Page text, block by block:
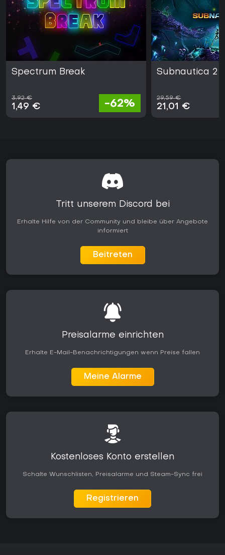
Spectrum Break
3,92 €
1,49 € -62%
Subnautica 2
29,59 €
21,01 €
Tritt unserem Discord bei
Erhalte Hilfe von der Community und bleibe über Angebote
informiert
Beitreten
Preisalarme einrichten
Erhalte E-Mail-Benachrichtigungen wenn Preise fallen
Meine Alarme
Kostenloses Konto erstellen
Schalte Wunschlisten, Preisalarme und Steam-Sync frei
Registrieren